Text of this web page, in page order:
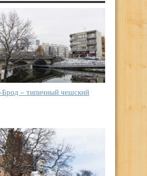
Брод – типичный чешский